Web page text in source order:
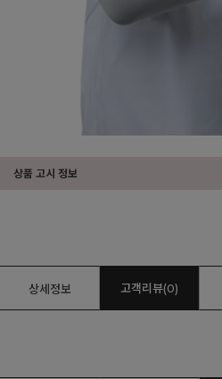
상품 고시 정보
상세정보 고객리뷰(0)